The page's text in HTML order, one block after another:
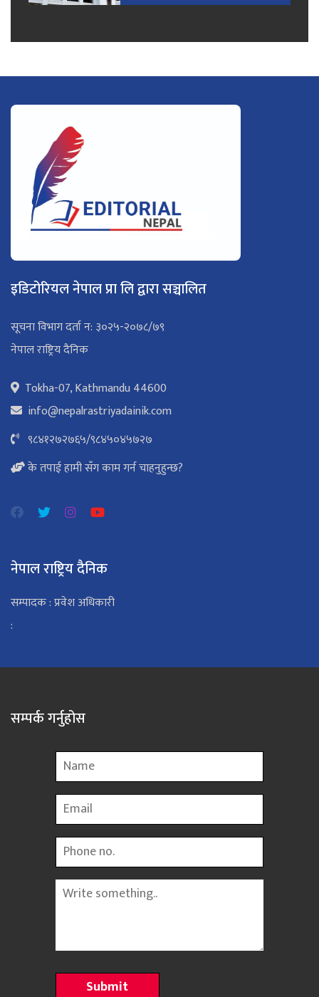
इडिटोरियल नेपाल प्रा लि द्वारा सञ्चालित
सूचना विभाग दर्ता न: ३०२५-२०७८/७९
नेपाल राष्ट्रिय दैनिक
Tokha-07, Kathmandu 44600
info@nepalrastriyadainik.com
९८४१२७२७६५/९८४५०४५७२७
के तपाई हामी सँग काम गर्न चाहनुहुन्छ?
नेपाल राष्ट्रिय दैनिक
सम्पादक : प्रवेश अधिकारी
:
सम्पर्क गर्नुहोस
Name
Email
Phone
Message